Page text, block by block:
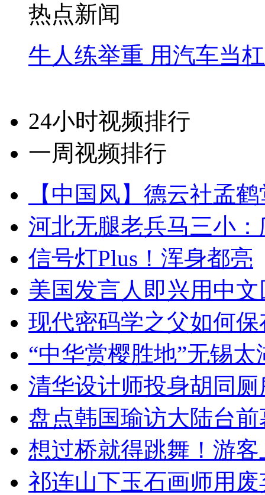
热点新闻
牛人练举重 用汽车当
24小时视频排行
一周视频排行
【中国风】德云社孟
河北无腿老兵马三小
信号灯Plus！浑身都亮
美国发言人即兴用中
现代密码学之父如何
“中华赏樱胜地”无锡
清华设计师投身胡同
盘点韩国瑜访大陆台
想过桥就得跳舞！游客
祁连山下玉石画师用